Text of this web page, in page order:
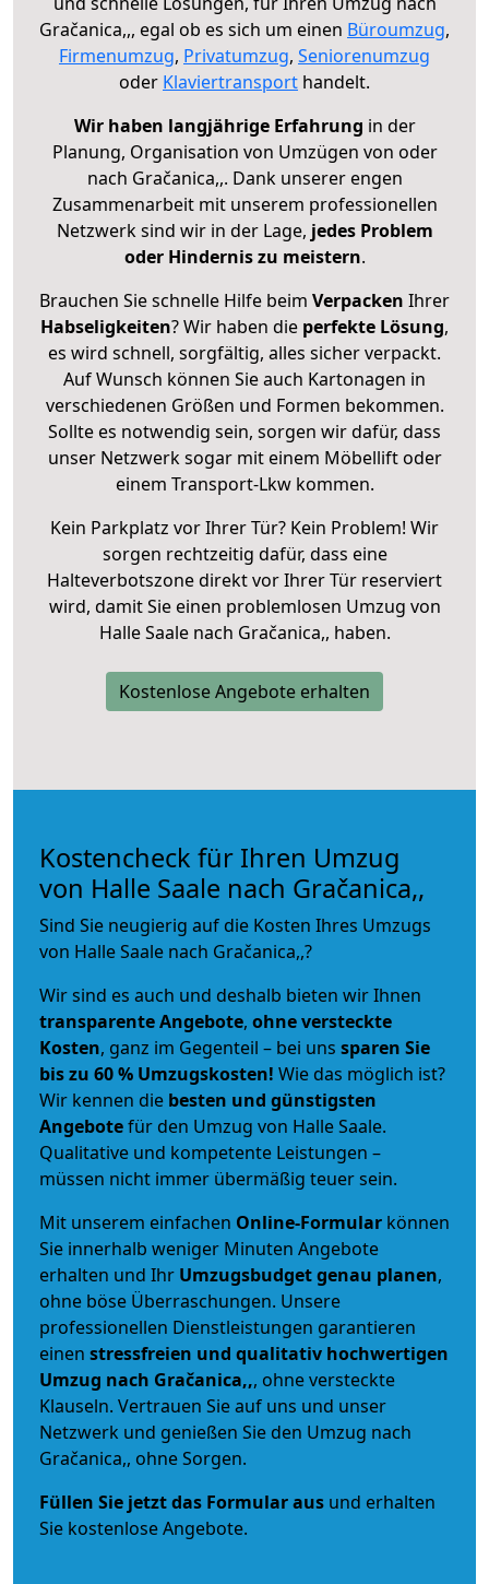
Gračanica,,, egal ob es sich um einen Büroumzug,
Firmenumzug, Privatumzug, Seniorenumzug
oder Klaviertransport handelt.
Wir haben langjährige Erfahrung in der
Planung, Organisation von Umzügen von oder
nach Gračanica,,. Dank unserer engen
Zusammenarbeit mit unserem professionellen
Netzwerk sind wir in der Lage, jedes Problem
oder Hindernis zu meistern.
Brauchen Sie schnelle Hilfe beim Verpacken Ihrer
Habseligkeiten? Wir haben die perfekte Lösung,
es wird schnell, sorgfältig, alles sicher verpackt.
Auf Wunsch können Sie auch Kartonagen in
verschiedenen Größen und Formen bekommen.
Sollte es notwendig sein, sorgen wir dafür, dass
unser Netzwerk sogar mit einem Möbellift oder
einem Transport-Lkw kommen.
Kein Parkplatz vor Ihrer Tür? Kein Problem! Wir
sorgen rechtzeitig dafür, dass eine
Halteverbotszone direkt vor Ihrer Tür reserviert
wird, damit Sie einen problemlosen Umzug von
Halle Saale nach Gračanica,, haben.
Kostenlose Angebote erhalten
Kostencheck für Ihren Umzug
von Halle Saale nach Gračanica,,
Sind Sie neugierig auf die Kosten Ihres Umzugs
von Halle Saale nach Gračanica,,?
Wir sind es auch und deshalb bieten wir Ihnen
transparente Angebote, ohne versteckte
Kosten, ganz im Gegenteil – bei uns sparen Sie
bis zu 60 % Umzugskosten! Wie das möglich ist?
Wir kennen die besten und günstigsten
Angebotefür den Umzug von Halle Saale.
Qualitative und kompetente Leistungen –
müssen nicht immer übermäßig teuer sein.
Mit unserem einfachen Online-Formular können
Sie innerhalb weniger Minuten Angebote
erhalten und Ihr Umzugsbudgetgenau planen,
ohne böse Überraschungen. Unsere
professionellen Dienstleistungen garantieren
einen stressfreien und qualitativ hochwertigen
Umzug nach Gračanica,,, ohne versteckte
Klauseln. Vertrauen Sie auf uns und unser
Netzwerk und genießen Sie den Umzug nach
Gračanica,, ohne Sorgen.
Füllen Sie jetzt das Formular aus und erhalten
Sie kostenlose Angebote.